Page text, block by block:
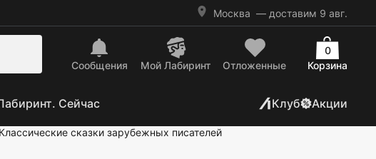
Москва — доставим 9 авг.
Сообщения Mой Лабиринт Отложенные Корзина
0
Сейчас Клуб Акции
Классические сказки зарубежных писателей